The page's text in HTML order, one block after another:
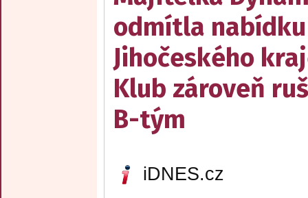
odmítla nabídku
Jihočeského
Klub zároveň
B-tým
iDNES.cz